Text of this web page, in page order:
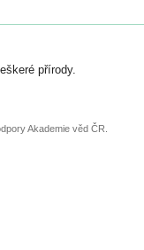
přírody.
Akademie věd ČR.